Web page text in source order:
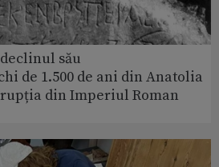
său
de 1.500 de ani din Anatolia
din Imperiul Roman